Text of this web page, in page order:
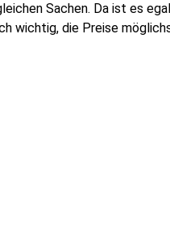
Sachen. Da ist es
wichtig, die Preise